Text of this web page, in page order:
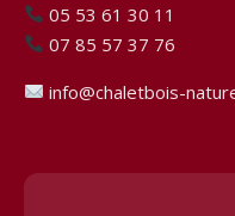
05 53 61 30 11
07 85 57 37 76
info@chaletbois-